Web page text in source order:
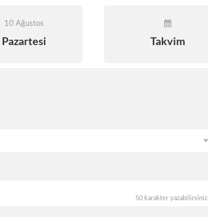
10 Ağustos
Pazartesi Takvim
50 karakter yazabilirsiniz.